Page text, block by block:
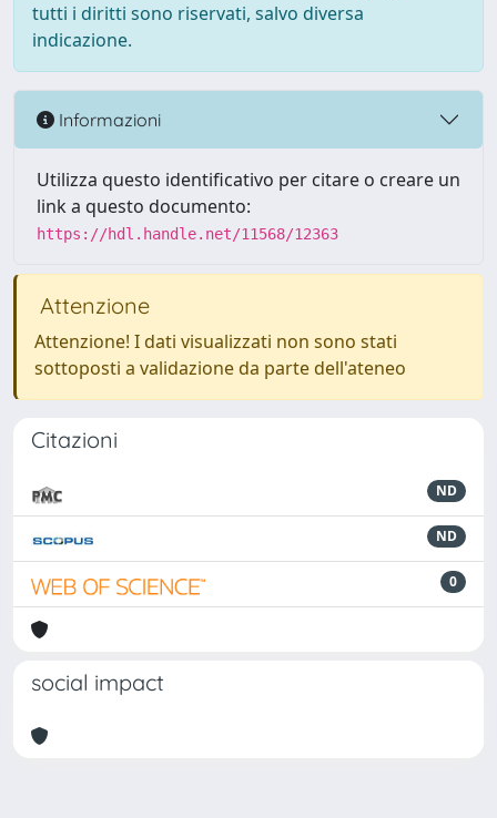
tutti i diritti sono riservati, salvo diversa
indicazione.
Informazioni
Utilizza questo identificativo per citare o creare un
link a questo documento:
https://hdl.handle.net/11568/12363
Attenzione
Attenzione! I dati visualizzati non sono stati
sottoposti a validazione da parte dell'ateneo
Citazioni
ND
ND
0
social impact